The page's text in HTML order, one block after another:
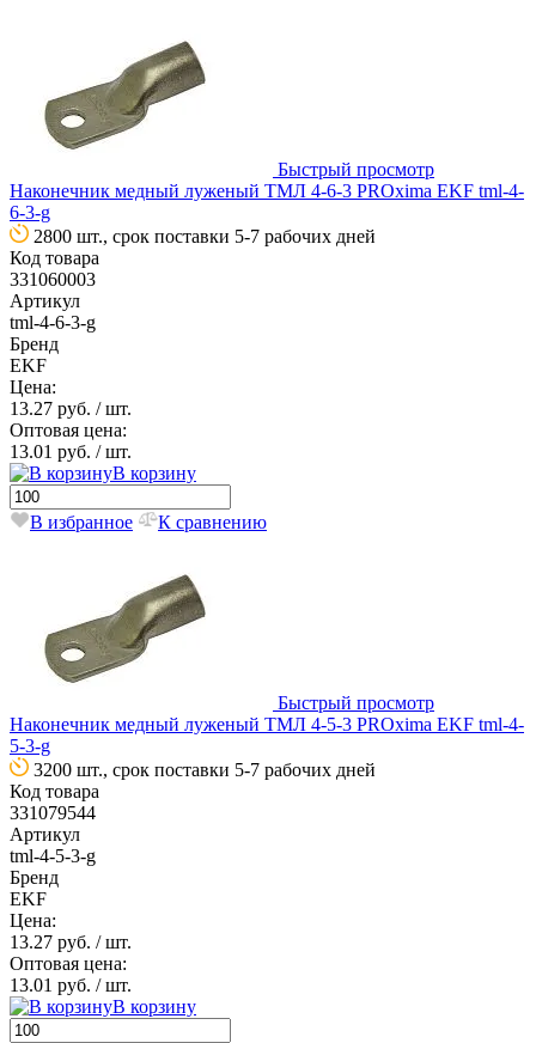
Быстрый просмотр
Наконечник медный луженый ТМЛ 4-6-3 PROxima EKF tml-4-
6-3-g
2800 шт., срок поставки 5-7 рабочих дней
Код товара
331060003
Артикул
tml-4-6-3-g
Бренд
EKF
Цена:
13.27 руб. / шт.
Оптовая цена:
13.01 руб. / шт.
В корзину
В избранное К сравнению
Быстрый просмотр
Наконечник медный луженый ТМЛ 4-5-3 PROxima EKF tml-4-
5-3-g
3200 шт., срок поставки 5-7 рабочих дней
Код товара
331079544
Артикул
tml-4-5-3-g
Бренд
EKF
Цена:
13.27 руб. / шт.
Оптовая цена:
13.01 руб. / шт.
В корзину